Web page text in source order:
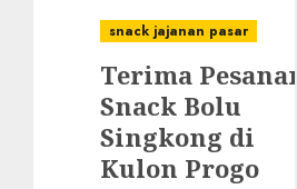
snack jajanan pasar
Terima Pesanan
Snack Bolu
Singkong di
Kulon Progo